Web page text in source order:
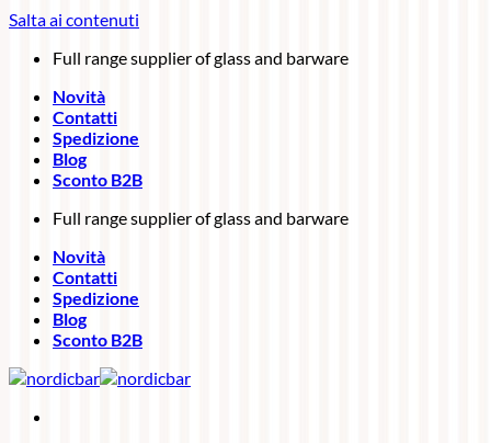
Salta ai contenuti
Full range supplier of glass and barware
Novità
Contatti
Spedizione
Blog
Sconto B2B
Full range supplier of glass and barware
Novità
Contatti
Spedizione
Blog
Sconto B2B